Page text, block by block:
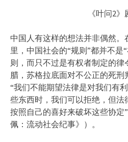
《叶问2》
中国人有这样的想法并非偶然。
里，中国社会的“规则”都并不是
则，而只不过是有权者制定的
腊，苏格拉底面对不公正的死
“我们不能期望法律是对我们有
些东西时，我们可以拒绝，但
按照自己的喜好来破坏这些协定
佩：流动社会纪事》）。